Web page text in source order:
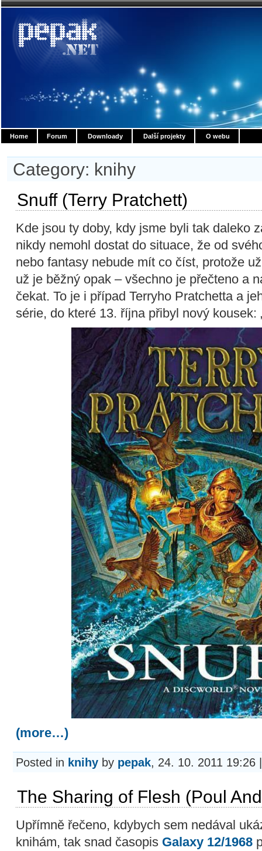
Home Forum Downloady Další projekty O webu
Category: knihy
Snuff (Terry Pratchett)
Kde jsou ty doby, kdy jsme byli tak daleko
nikdy nemohl dostat do situace, že od
nebo fantasy nebude mít co číst, protože
už je běžný opak – všechno je přečteno a
čekat. To je i případ Terryho Pratchetta a
série, do které 13. října přibyl nový kousek:
(more…)
Posted in knihy by pepak, 24. 10. 2011 19:26
The Sharing of Flesh (Poul
Upřímně řečeno, kdybych sem nedával
knihám, tak snad časopis Galaxy 12/1968